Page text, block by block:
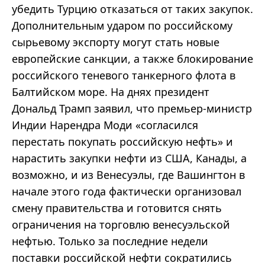
убедить Турцию отказаться от таких закупок.
Дополнительным ударом по российскому
сырьевому экспорту могут стать новые
европейские санкции, а также блокирование
российского теневого танкерного флота в
Балтийском море. На днях президент
Дональд Трамп заявил, что премьер-министр
Индии Нарендра Моди «согласился
перестать покупать российскую нефть» и
нарастить закупки нефти из США, Канады, а
возможно, и из Венесуэлы, где Вашингтон в
начале этого года фактически организовал
смену правительства и готовится снять
ограничения на торговлю венесуэльской
нефтью. Только за последние недели
поставки российской нефти сократились